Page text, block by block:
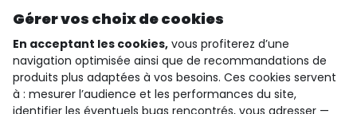
qui sommes-nous ?
besoin d'aide ?
Gérer vos choix de cookies
En acceptant les cookies, vous profiterez d’une
navigation optimisée ainsi que de recommandations de
produits plus adaptées à vos besoins. Ces cookies servent
à : mesurer l’audience et les performances du site,
identifier les éventuels bugs rencontrés, vous adresser —